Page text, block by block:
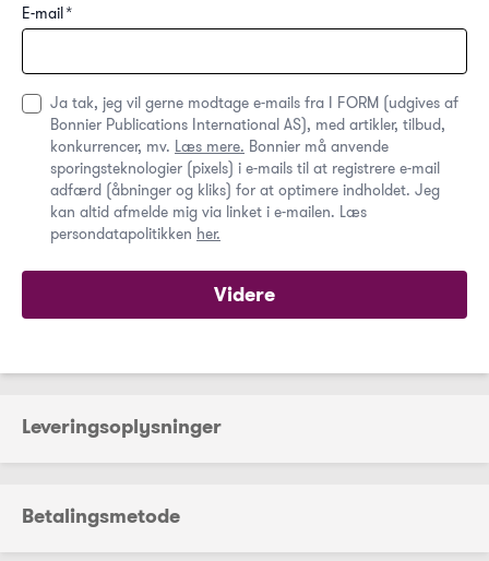
E-mail*
Ja tak, jeg vil gerne modtage e-mails fra I FORM (udgives af
Bonnier Publications International AS), med artikler, tilbud,
konkurrencer, mv. Læs mere. Bonnier må anvende
sporingsteknologier (pixels) i e-mails til at registrere e-mail
adfærd (åbninger og kliks) for at optimere indholdet. Jeg
kan altid afmelde mig via linket i e-mailen. Læs
persondatapolitikken her.
Videre
Leveringsoplysninger
Betalingsmetode